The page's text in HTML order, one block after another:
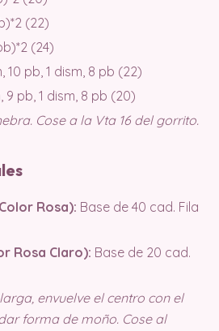
(22)
(24)
10 pb, 1 dism, 8 pb (22)
9 pb, 1 dism, 8 pb (20)
Cose a la Vta 16 del gorrito.
Rosa): Base de 40 cad. Fila
Rosa Claro): Base de 20 cad.
envuelve el centro con el
forma de moño. Cose al